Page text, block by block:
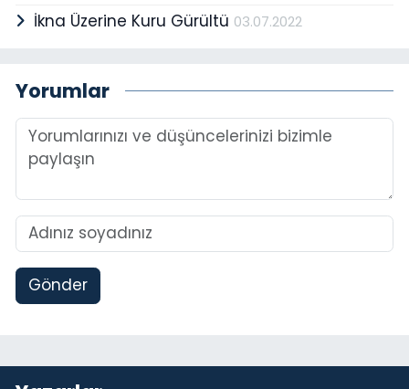
İkna Üzerine Kuru Gürültü 03.07.2022
Yorumlar
Gönder